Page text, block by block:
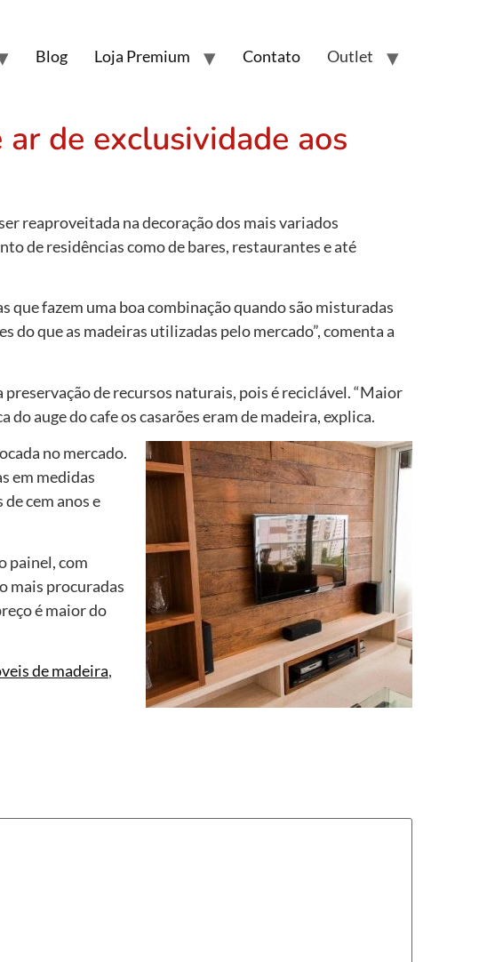
Blog Loja Premium Contato Outlet
de exclusividade aos
reaproveitada na decoração dos mais variados
de residências como de bares, restaurantes e até
que fazem uma boa combinação quando são misturadas
que as madeiras utilizadas pelo mercado”, comenta a
de recursos naturais, pois é reciclável. “Maior
auge do cafe os casarões eram de madeira, explica.
no mercado.
em medidas
cem anos e
painel, com
mais procuradas
é maior do
de madeira,